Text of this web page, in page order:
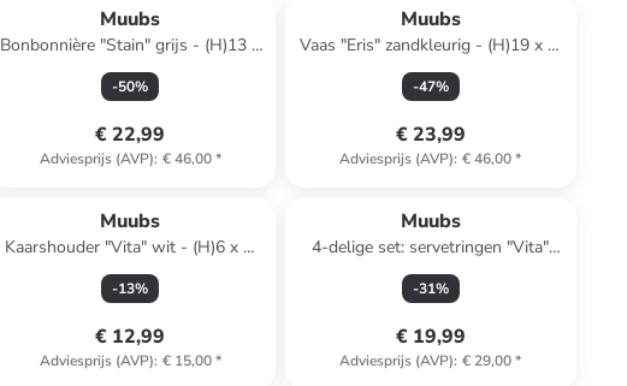
Muubs
Bonbonnière "Stain" grijs - (H)13 x
Ø 15 cm
-50%
€ 22,99
Adviesprijs (AVP): € 46,00*
Muubs
Vaas "Eris" zandkleurig - (H)19 x Ø
8 cm
-47%
€ 23,99
Adviesprijs (AVP): € 46,00*
Muubs
Kaarshouder "Vita" wit - (H)6 x Ø
7,5 cm
-13%
€ 12,99
Adviesprijs (AVP): € 15,00*
Muubs
4-delige set: servetringen "Vita"
donkergroen - (H)2,6 x Ø 5,5 cm
-31%
€ 19,99
Adviesprijs (AVP): € 29,00*